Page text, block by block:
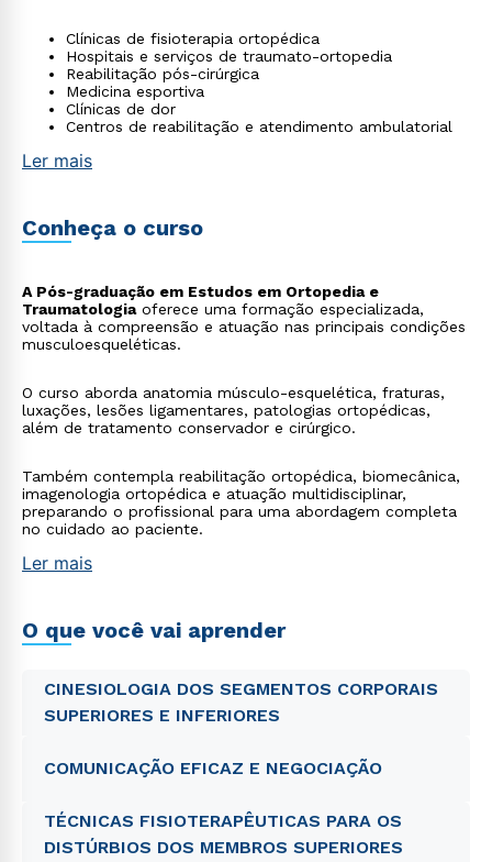
Clínicas de fisioterapia ortopédica
Hospitais e serviços de traumato-ortopedia
Reabilitação pós-cirúrgica
Medicina esportiva
Clínicas de dor
Centros de reabilitação e atendimento ambulatorial
Ler mais
Conheça o curso
A Pós-graduação em Estudos em Ortopedia e
Traumatologiaoferece uma formação especializada,
voltada à compreensão e atuação nas principais condições
musculoesqueléticas.
O curso aborda anatomia músculo-esquelética, fraturas,
luxações, lesões ligamentares, patologias ortopédicas,
além de tratamento conservador e cirúrgico.
Também contempla reabilitação ortopédica, biomecânica,
imagenologia ortopédica e atuação multidisciplinar,
preparando o profissional para uma abordagem completa
no cuidado ao paciente.
Ler mais
O que você vai aprender
CINESIOLOGIA DOS SEGMENTOS CORPORAIS
SUPERIORES E INFERIORES
COMUNICAÇÃO EFICAZ E NEGOCIAÇÃO
TÉCNICAS FISIOTERAPÊUTICAS PARA OS
DISTÚRBIOS DOS MEMBROS SUPERIORES